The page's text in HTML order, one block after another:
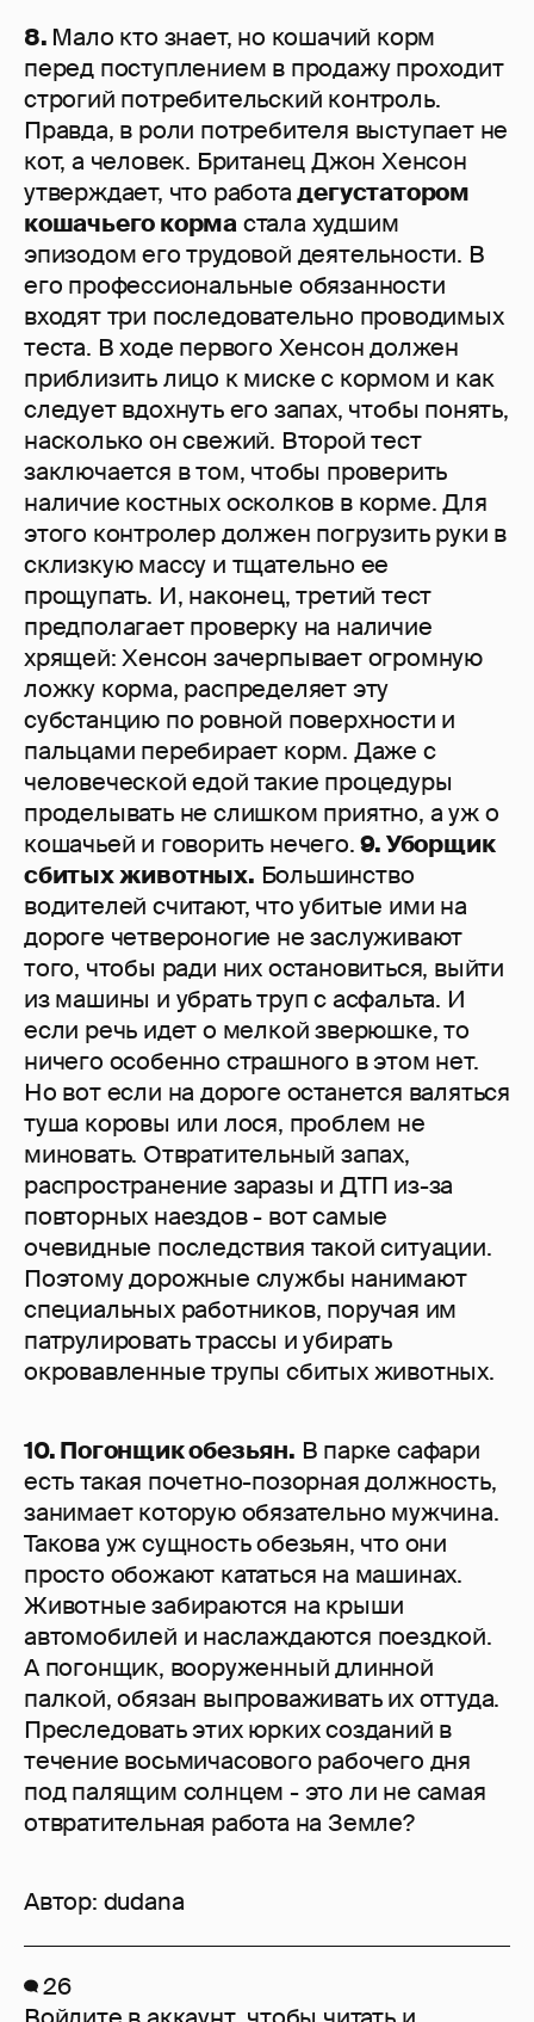
8. Мало кто знает, но кошачий корм
перед поступлением в продажу проходит
строгий потребительский контроль.
Правда, в роли потребителя выступает не
кот, а человек. Британец Джон Хенсон
утверждает, что работадегустатором
кошачьего кормастала худшим
эпизодом его трудовой деятельности. В
его профессиональные обязанности
входят три последовательно проводимых
теста. В ходе первого Хенсон должен
приблизить лицо к миске с кормом и как
следует вдохнуть его запах, чтобы понять,
насколько он свежий. Второй тест
заключается в том, чтобы проверить
наличие костных осколков в корме. Для
этого контролер должен погрузить руки в
склизкую массу и тщательно ее
прощупать. И, наконец, третий тест
предполагает проверку на наличие
хрящей: Хенсон зачерпывает огромную
ложку корма, распределяет эту
субстанцию по ровной поверхности и
пальцами перебирает корм. Даже с
человеческой едой такие процедуры
проделывать не слишком приятно, а уж о
кошачьей и говорить нечего.9. Уборщик
сбитых животных. Большинство
водителей считают, что убитые ими на
дороге четвероногие не заслуживают
того, чтобы ради них остановиться, выйти
из машины и убрать труп с асфальта. И
если речь идет о мелкой зверюшке, то
ничего особенно страшного в этом нет.
Но вот если на дороге останется валяться
туша коровы или лося, проблем не
миновать. Отвратительный запах,
распространение заразы и ДТП из-за
повторных наездов - вот самые
очевидные последствия такой ситуации.
Поэтому дорожные службы нанимают
специальных работников, поручая им
патрулировать трассы и убирать
окровавленные трупы сбитых животных.
10. Погонщик обезьян. В парке сафари
есть такая почетно-позорная должность,
занимает которую обязательно мужчина.
Такова уж сущность обезьян, что они
просто обожают кататься на машинах.
Животные забираются на крыши
автомобилей и наслаждаются поездкой.
А погонщик, вооруженный длинной
палкой, обязан выпроваживать их оттуда.
Преследовать этих юрких созданий в
течение восьмичасового рабочего дня
под палящим солнцем - это ли не самая
отвратительная работа на Земле?
Автор: dudana
26